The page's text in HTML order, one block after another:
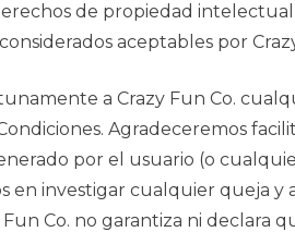
de propiedad
aceptables por
a Crazy Fun Co.
Agradeceremos
por el usuario (o
en investigar cualquier queja
Co. no garantiza ni